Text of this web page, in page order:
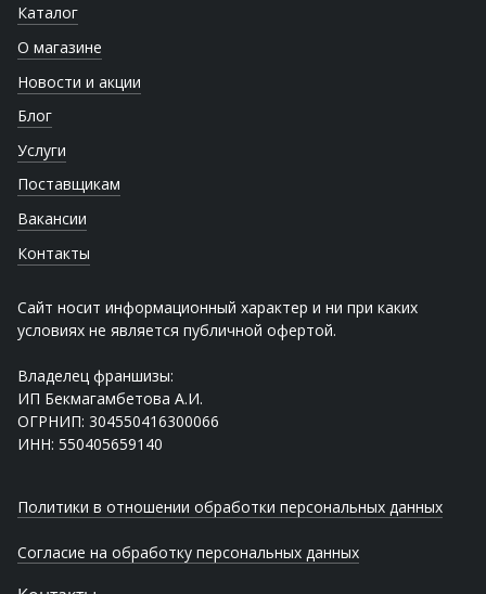
Каталог
О магазине
Новости и акции
Блог
Услуги
Поставщикам
Вакансии
Контакты
Сайт носит информационный характер и ни при каких
условиях не является публичной офертой.
Владелец франшизы:
ИП Бекмагамбетова А.И.
ОГРНИП: 304550416300066
ИНН: 550405659140
Политики в отношении обработки персональных данных
Согласие на обработку персональных данных